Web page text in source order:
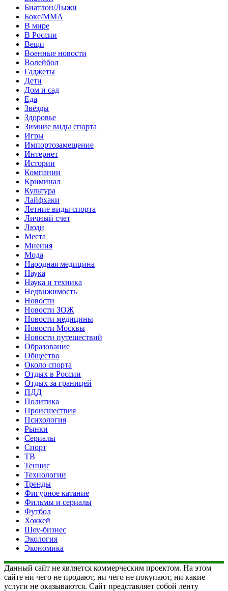
Биатлон/Лыжи
Бокс/MMA
В мире
В России
Вещи
Военные новости
Волейбол
Гаджеты
Дети
Дом и сад
Еда
Звёзды
Здоровье
Зимние виды спорта
Игры
Импортозамещение
Интернет
Истории
Компании
Криминал
Культура
Лайфхаки
Летние виды спорта
Личный счет
Люди
Места
Мнения
Мода
Народная медицина
Наука
Наука и техника
Недвижимость
Новости
Новости ЗОЖ
Новости медицины
Новости Москвы
Новости путешествий
Образование
Общество
Около спорта
Отдых в России
Отдых за границей
ПДД
Политика
Происшествия
Психология
Рынки
Сериалы
Спорт
ТВ
Теннис
Технологии
Тренды
Фигурное катание
Фильмы и сериалы
Футбол
Хоккей
Шоу-бизнес
Экология
Экономика
Данный сайт не является коммерческим проектом. На этом
сайте ни чего не продают, ни чего не покупают, ни какие
услуги не оказываются. Сайт представляет собой ленту